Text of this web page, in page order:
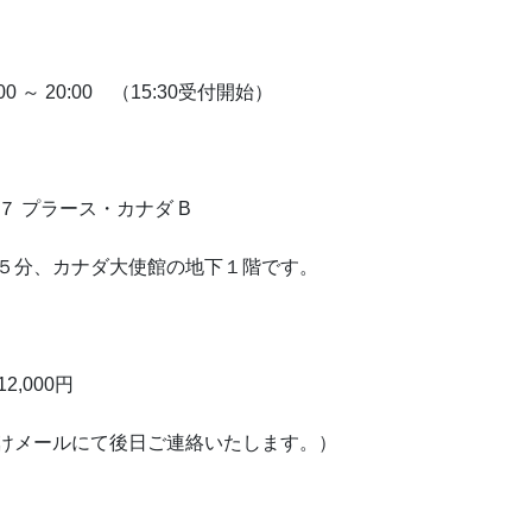
20:00 （15:30受付開始）
ラース・カナダ B
ダ大使館の地下１階です。
円
ールにて後日ご連絡いたします。）